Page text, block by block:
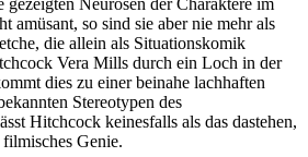
Neurosen der Charaktere im
amüsant, so sind sie aber nie mehr als
die allein als Situationskomik
Vera Mills durch ein Loch in der
dies zu einer beinahe lachhaften
Stereotypen des
Hitchcock keinesfalls als das dastehen,
Genie.